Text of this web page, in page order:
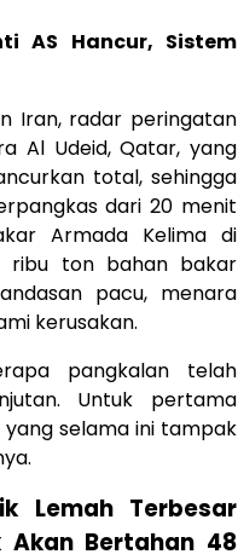
AS Hancur, Sistem
Iran, radar peringatan
Al Udeid, Qatar, yang
total, sehingga
dari 20 menit
Armada Kelima di
ribu ton bahan bakar
pacu, menara
kerusakan.
pangkalan telah
Untuk pertama
yang selama ini tampak
Lemah Terbesar
Akan Bertahan 48